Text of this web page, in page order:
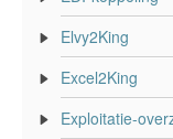
Elvy2King
Excel2King
Exploitatie-